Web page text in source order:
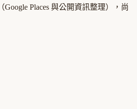
Places 與公開資訊整理），尚